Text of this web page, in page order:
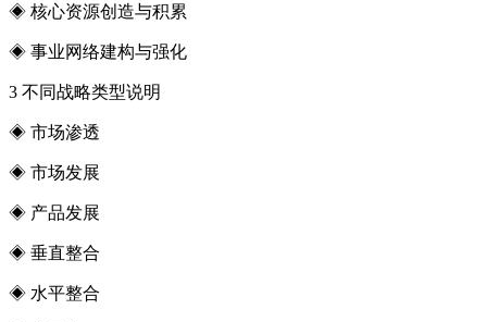
◈ 核心资源创造与积累
◈ 事业网络建构与强化
3 不同战略类型说明
◈ 市场渗透
◈ 市场发展
◈ 产品发展
◈ 垂直整合
◈ 水平整合